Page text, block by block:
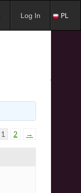
Log In PL
1 2 →